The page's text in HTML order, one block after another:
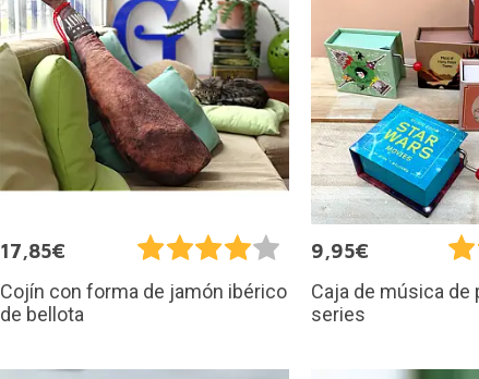
17,85€
Cojín con forma de jamón ibérico
de bellota
9,95€
Caja de música de
series